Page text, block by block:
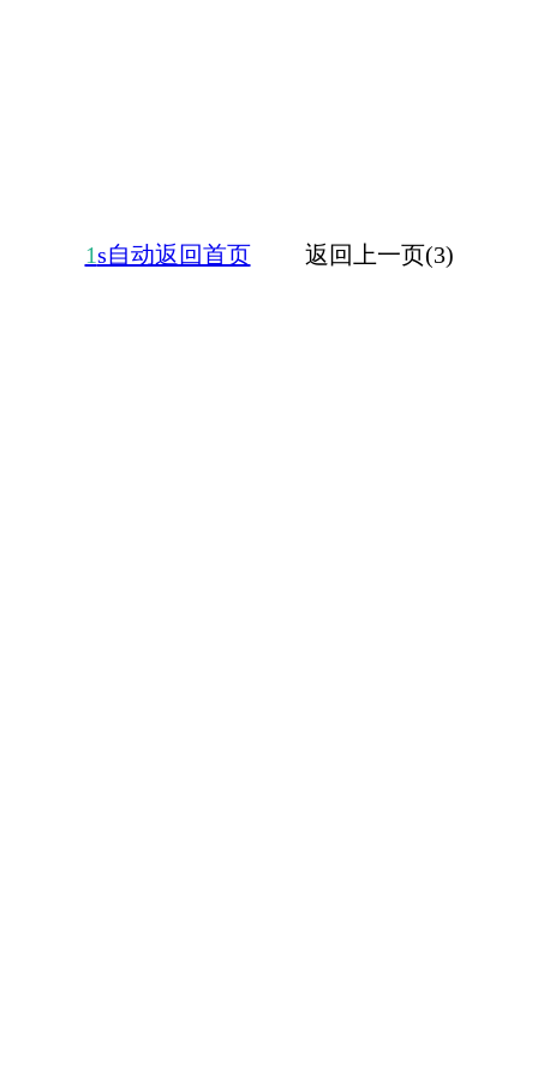
1s自动返回首页 返回上一页(3)